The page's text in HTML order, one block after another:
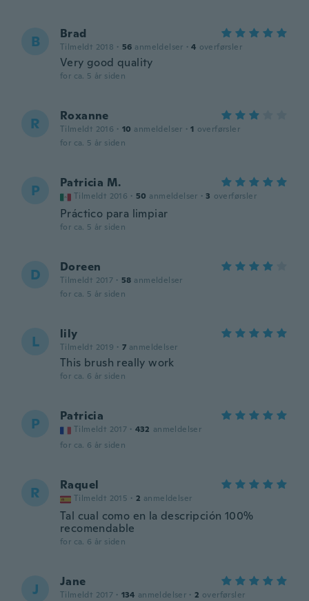
B Brad
Tilmeldt 2018 · 56 anmeldelser · 4 overførsler
Very good quality
for ca. 5 år siden
R Roxanne
Tilmeldt 2016 · 10 anmeldelser · 1 overførsler
for ca. 5 år siden
P Patricia M.
Tilmeldt 2016 · 50 anmeldelser · 3 overførsler
Práctico para limpiar
for ca. 5 år siden
D Doreen
Tilmeldt 2017 · 58 anmeldelser
for ca. 5 år siden
L lily
Tilmeldt 2019 · 7 anmeldelser
This brush really work
for ca. 6 år siden
P Patricia
Tilmeldt 2017 · 432 anmeldelser
for ca. 6 år siden
R Raquel
Tilmeldt 2015 · 2 anmeldelser
Tal cual como en la descripción 100%
recomendable
for ca. 6 år siden
J Jane
Tilmeldt 2017 · 134 anmeldelser · 2 overførsler